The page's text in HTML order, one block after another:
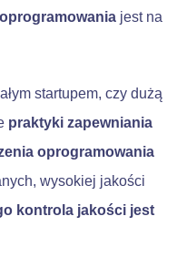
jest na
startupem, czy dużą
praktyki zapewniania
oprogramowania
wysokiej jakości
kontrola jakości jest